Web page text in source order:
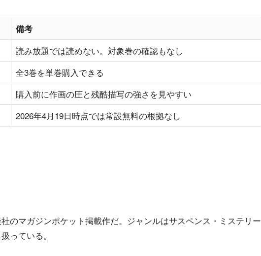
備考
読み放題では読めない。対象巻の確認もなし
全3巻を単巻購入できる
購入前に作画の圧と残酷描写の強さを見やすい
2026年4月19日時点では常設無料の根拠なし
のマガジンポケット掲載作だ。ジャンルはサスペンス・ミステリー
っている。